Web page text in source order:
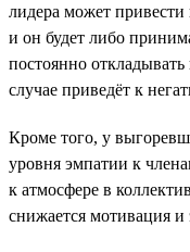
лидера может привести
и он будет либо
постоянно
случае приведёт к
Кроме того, у
уровня эмпатии к
к атмосфере в
снижается мотивация и